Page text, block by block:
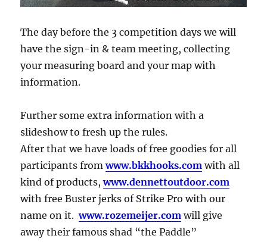
The day before the 3 competition days we will
have the sign-in & team meeting, collecting
your measuring board and your map with
information.
Further some extra information with a
slideshow to fresh up the rules.
After that we have loads of free goodies for all
participants fromwww.bkkhooks.com with all
kind of products,www.dennettoutdoor.com
with free Buster jerks of Strike Pro with our
name on it.www.rozemeijer.com will give
away their famous shad “the Paddle”